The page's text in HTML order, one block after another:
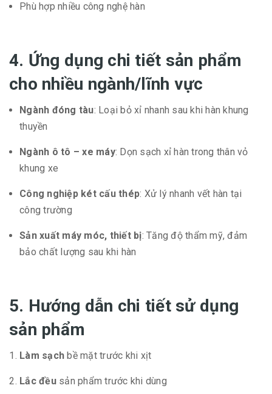
Phù hợp nhiều công nghệ hàn
4. Ứng dụng chi tiết sản phẩm
cho nhiều ngành/lĩnh vực
Ngành đóng tàu: Loại bỏ xỉ nhanh sau khi hàn khung
thuyền
Ngành ô tô – xe máy: Dọn sạch xỉ hàn trong thân vỏ
khung xe
Công nghiệp két cấu thép: Xử lý nhanh vết hàn tại
công trường
Sản xuất máy móc, thiết bị: Tăng độ thẩm mỹ, đảm
bảo chất lượng sau khi hàn
5. Hướng dẫn chi tiết sử dụng
sản phẩm
Làm sạch bề mặt trước khi xịt
Lắc đềusản phẩm trước khi dùng